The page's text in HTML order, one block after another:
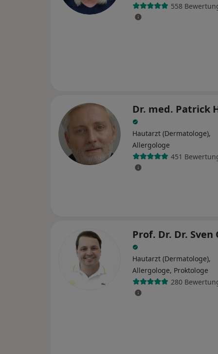
558
Dr. med. Patrick
Hautarzt (Dermatologe),
Allergologe
451
Prof. Dr. Dr. Sven
Hautarzt (Dermatologe),
Allergologe, Proktologe
280